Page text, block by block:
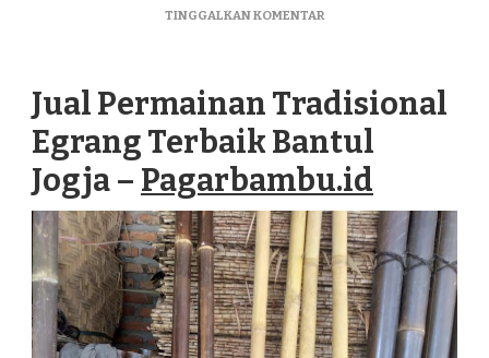
TINGGALKAN KOMENTARPADA
EGRANG
TERBAIK
BANTUL
Jual Permainan Tradisional
Egrang Terbaik Bantul
Jogja – Pagarbambu.id